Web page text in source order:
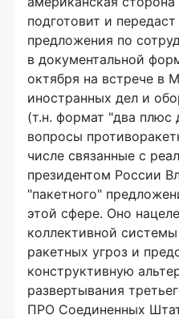
подготовит и
предложения по
в документальной
октября на встрече в
иностранных дел и
(т.н. формат "два плюс
вопросы
числе связанные с
президентом России
"пакетного"
этой сфере. Оно
коллективной
ракетных угроз и
конструктивную
развертывания
ПРО Соединенных